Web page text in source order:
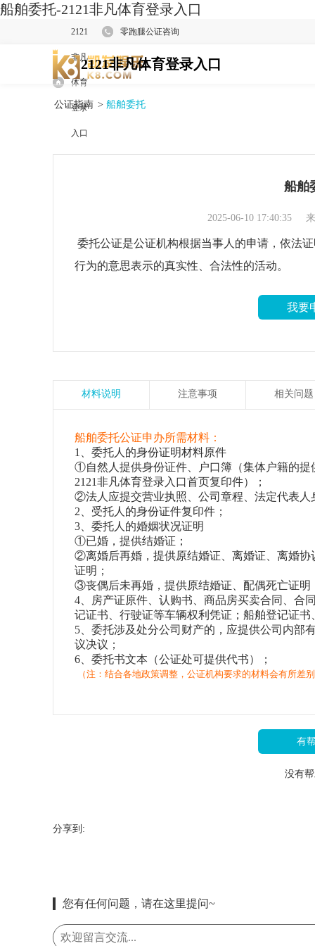
船舶委托-2121非凡体育登录入口
2121
非凡
体育
登录
入口
零跑腿公证咨询
2121非凡体育登录入口
公证指南 > 船舶委托
船舶
2025-06-10 17:40:35
委托公证是公证机构根据当事人的申请，依法
行为的意思表示的真实性、合法性的活动。
我要
材料说明 注意事项 相关问题
船舶委托公证申办所需材料：
1、委托人的身份证明材料原件
①自然人提供身份证件、户口簿（集体户籍的
2121非凡体育登录入口首页复印件）；
②法人应提交营业执照、公司章程、法定代表人
2、受托人的身份证件复印件；
3、委托人的婚姻状况证明
①已婚，提供结婚证；
②离婚后再婚，提供原结婚证、离婚证、离婚
证明；
③丧偶后未再婚，提供原结婚证、配偶死亡证明
4、房产证原件、认购书、商品房买卖合同、合
记证书、行驶证等车辆权利凭证；船舶登记证
5、委托涉及处分公司财产的，应提供公司内部
议决议；
6、委托书文本（公证处可提供代书）；
（注：结合各地政策调整，公证机构要求的材料会有所差
有
没有
分享到:
您有任何问题，请在这里提问~